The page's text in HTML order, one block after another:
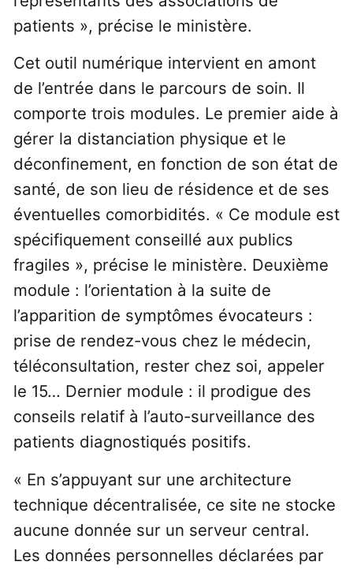
patients », précise le ministère.
Cet outil numérique intervient en amont
de l’entrée dans le parcours de soin. Il
comporte trois modules. Le premier aide à
gérer la distanciation physique et le
déconfinement, en fonction de son état de
santé, de son lieu de résidence et de ses
éventuelles comorbidités. « Ce module est
spécifiquement conseillé aux publics
fragiles », précise le ministère. Deuxième
module : l’orientation à la suite de
l’apparition de symptômes évocateurs :
prise de rendez-vous chez le médecin,
téléconsultation, rester chez soi, appeler
le 15… Dernier module : il prodigue des
conseils relatif à l’auto-surveillance des
patients diagnostiqués positifs.
« En s’appuyant sur une architecture
technique décentralisée, ce site ne stocke
aucune donnée sur un serveur central.
Les données personnelles déclarées par